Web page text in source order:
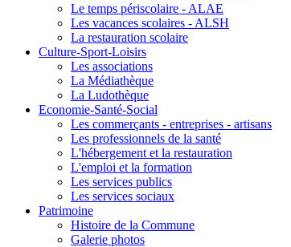
Le temps périscolaire - ALAE
Les vacances scolaires - ALSH
La restauration scolaire
Culture-Sport-Loisirs
Les associations
La Médiathèque
La Ludothèque
Economie-Santé-Social
Les commerçants - entreprises - artisans
Les professionnels de la santé
L'hébergement et la restauration
L'emploi et la formation
Les services publics
Les services sociaux
Patrimoine
Histoire de la Commune
Galerie photos